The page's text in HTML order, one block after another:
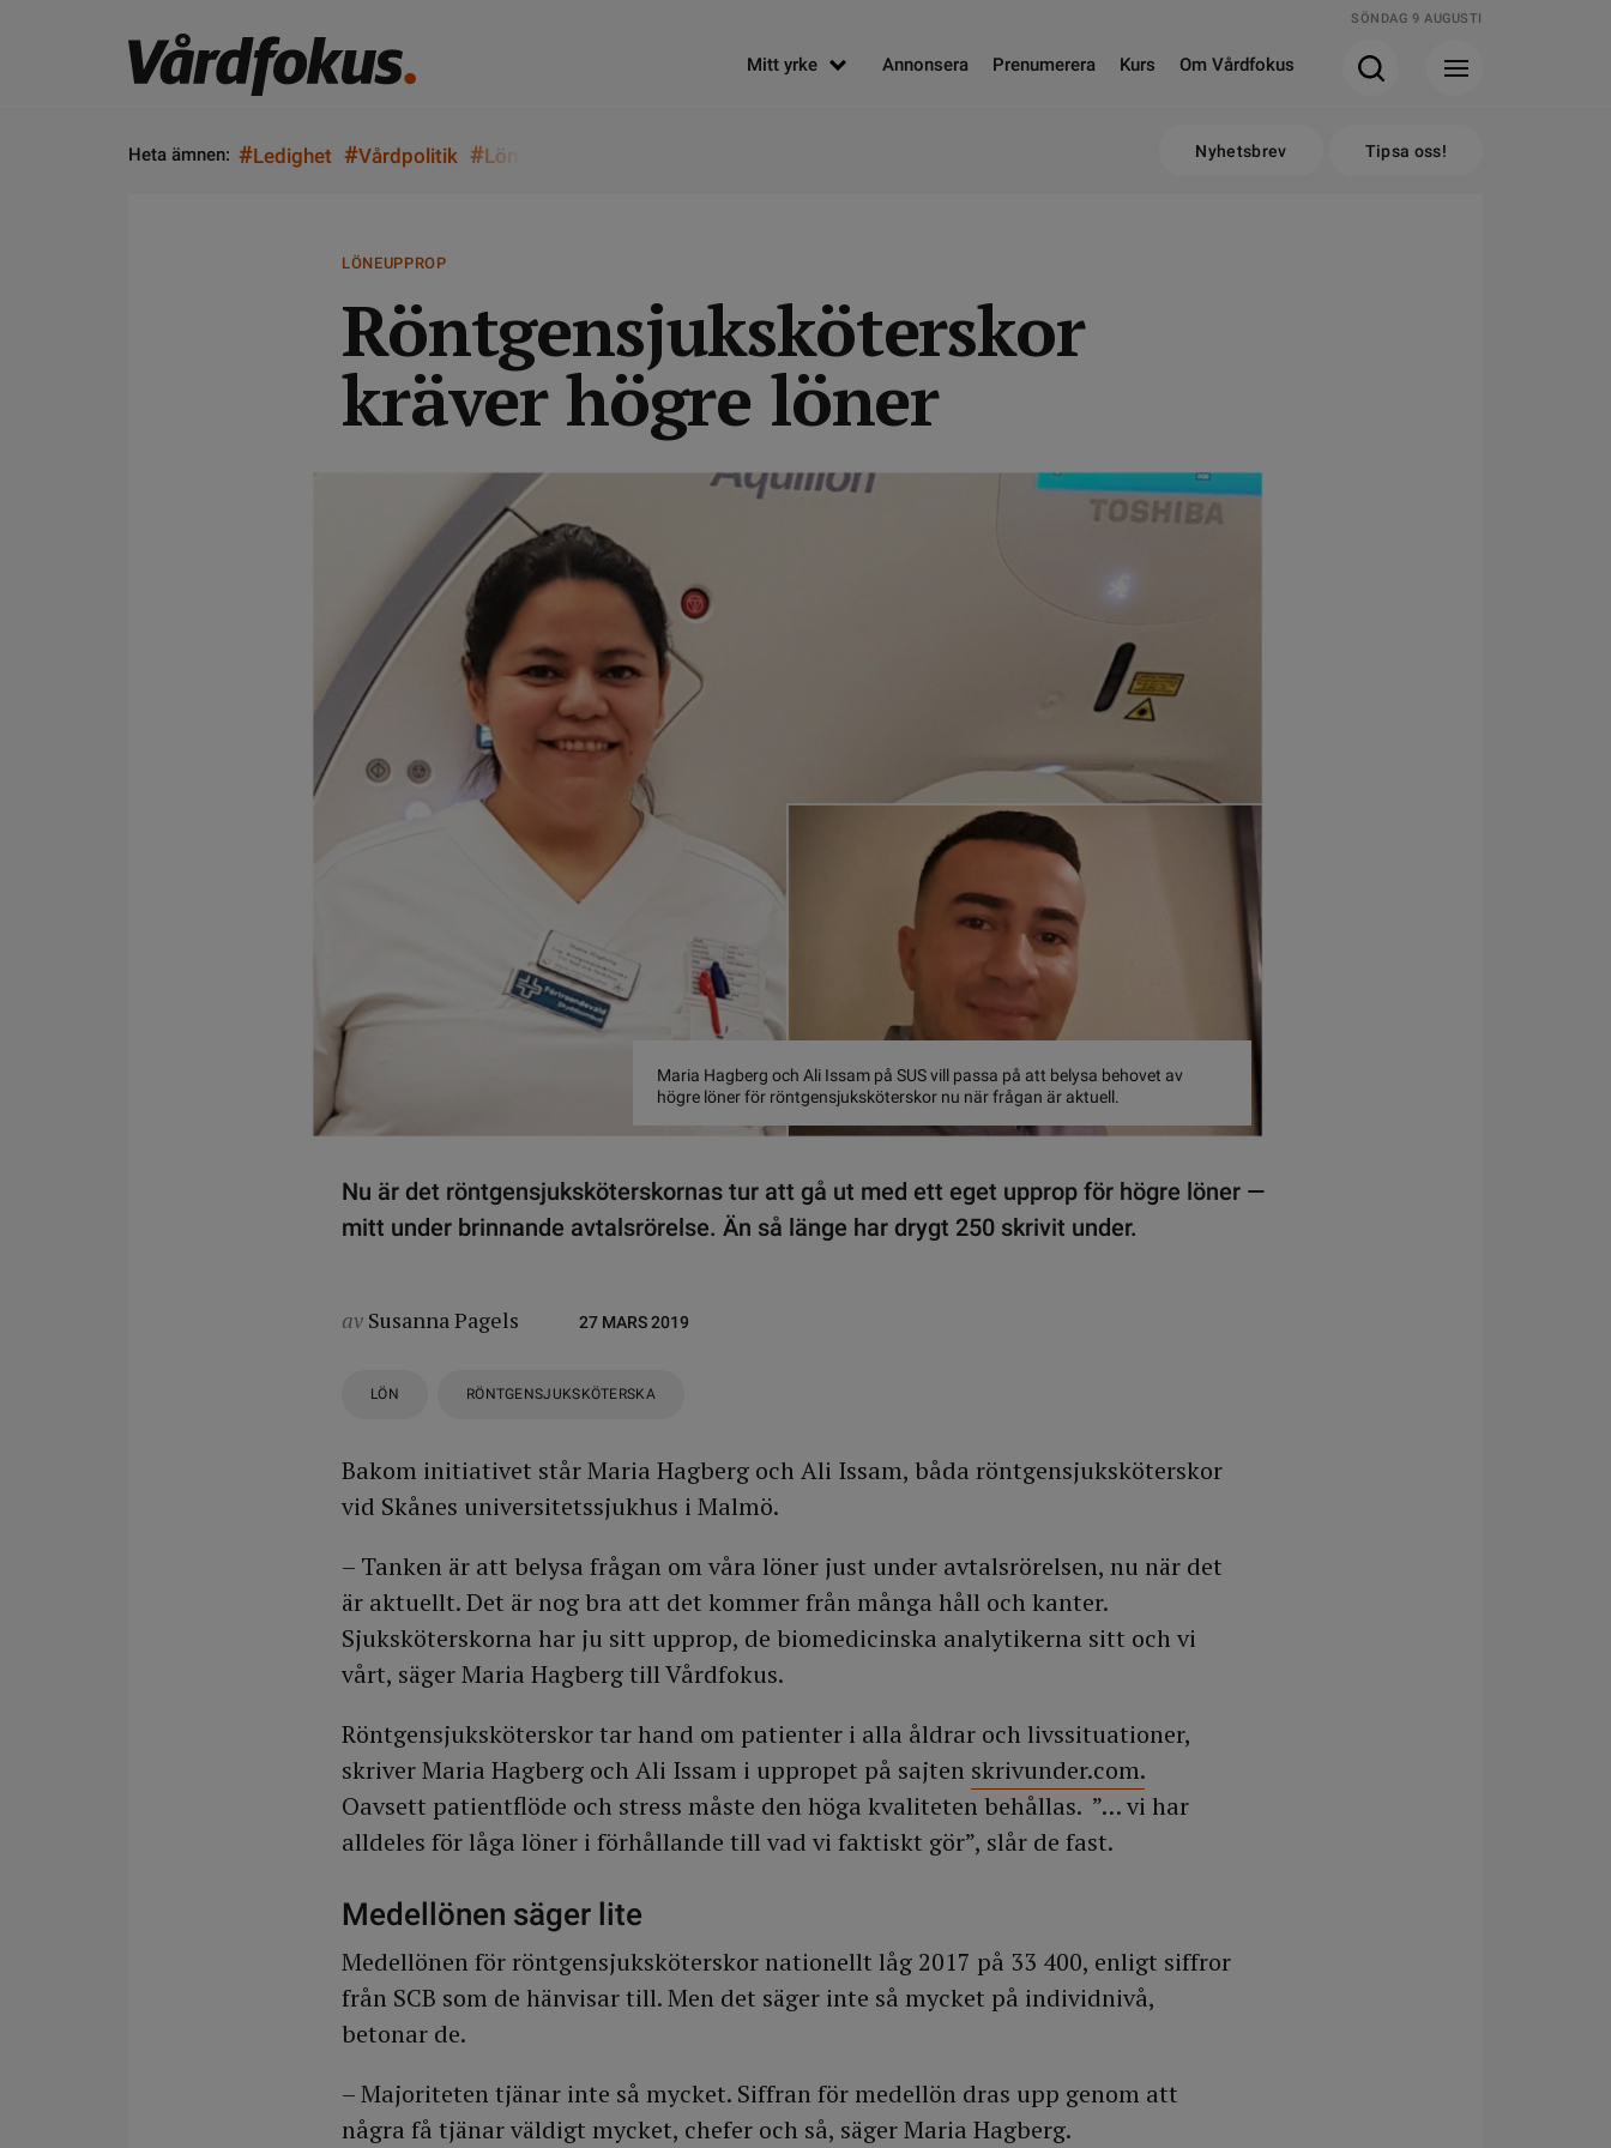
SÖNDAG 9 AUGUSTI
Mitt yrke Annonsera Prenumerera Kurs Om Vårdfokus
Heta ämnen: #Ledighet #Vårdpolitik #Lön Nyhetsbrev Tipsa oss!
LÖNEUPPROP
Röntgensjuksköterskor
kräver högre löner
Maria Hagberg och Ali Issam på SUS vill passa på att belysa behovet av
högre löner för röntgensjuksköterskor nu när frågan är aktuell.
Nu är det röntgensjuksköterskornas tur att gå ut med ett eget upprop för högre löner —
mitt under brinnande avtalsrörelse. Än så länge har drygt 250 skrivit under.
av Susanna Pagels 27 MARS 2019
LÖN RÖNTGENSJUKSKÖTERSKA
Bakom initiativet står Maria Hagberg och Ali Issam, båda röntgensjuksköterskor
vid Skånes universitetssjukhus i Malmö.
– Tanken är att belysa frågan om våra löner just under avtalsrörelsen, nu när det
är aktuellt. Det är nog bra att det kommer från många håll och kanter.
Sjuksköterskorna har ju sitt upprop, de biomedicinska analytikerna sitt och vi
vårt, säger Maria Hagberg till Vårdfokus.
Röntgensjuksköterskor tar hand om patienter i alla åldrar och livssituationer,
skriver Maria Hagberg och Ali Issam i uppropet på sajten skrivunder.com.
Oavsett patientflöde och stress måste den höga kvaliteten behållas. ”… vi har
alldeles för låga löner i förhållande till vad vi faktiskt gör”, slår de fast.
Medellönen säger lite
Medellönen för röntgensjuksköterskor nationellt låg 2017 på 33 400, enligt siffror
från SCB som de hänvisar till. Men det säger inte så mycket på individnivå,
betonar de.
– Majoriteten tjänar inte så mycket. Siffran för medellön dras upp genom att
några få tjänar väldigt mycket, chefer och så, säger Maria Hagberg.